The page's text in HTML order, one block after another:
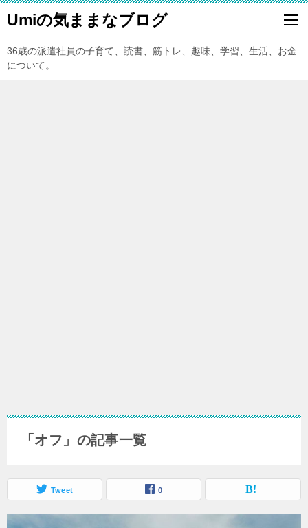
Umiの気ままなブログ
36歳の派遣社員の子育て、読書、筋トレ、趣味、学習、生活、お金
について。
「オフ」の記事一覧
Tweet 0